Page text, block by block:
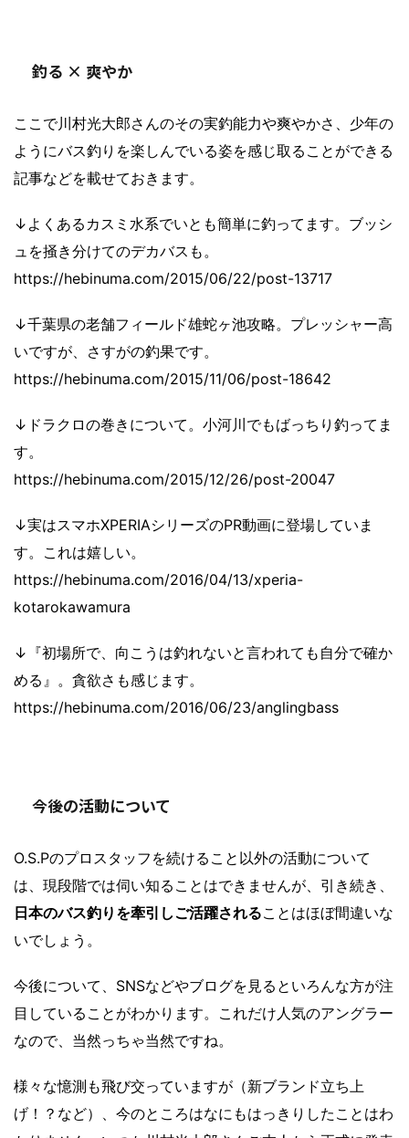
釣る × 爽やか
ここで川村光大郎さんのその実釣能力や爽やかさ、少年の
ようにバス釣りを楽しんでいる姿を感じ取ることができる
記事などを載せておきます。
↓よくあるカスミ水系でいとも簡単に釣ってます。ブッシ
ュを掻き分けてのデカバスも。
https://hebinuma.com/2015/06/22/post-13717
↓千葉県の老舗フィールド雄蛇ヶ池攻略。プレッシャー高
いですが、さすがの釣果です。
https://hebinuma.com/2015/11/06/post-18642
↓ドラクロの巻きについて。小河川でもばっちり釣ってま
す。
https://hebinuma.com/2015/12/26/post-20047
↓実はスマホXPERIAシリーズのPR動画に登場していま
す。これは嬉しい。
https://hebinuma.com/2016/04/13/xperia-
kotarokawamura
↓『初場所で、向こうは釣れないと言われても自分で確か
める』。貪欲さも感じます。
https://hebinuma.com/2016/06/23/anglingbass
今後の活動について
O.S.Pのプロスタッフを続けること以外の活動について
は、現段階では伺い知ることはできませんが、引き続き、
日本のバス釣りを牽引しご活躍されることはほぼ間違いな
いでしょう。
今後について、SNSなどやブログを見るといろんな方が注
目していることがわかります。これだけ人気のアングラー
なので、当然っちゃ当然ですね。
様々な憶測も飛び交っていますが（新ブランド立ち上
げ！？など）、今のところはなにもはっきりしたことはわ